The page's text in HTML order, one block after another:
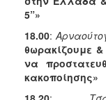
Ιατρείο
Ξενώνας
Φιλοξενίας
Γυναικών
5”»
18.00:
θωρακίζουμε
να
κακοποίησης»